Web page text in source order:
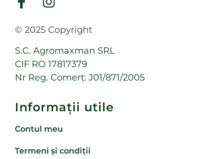
© 2025 Copyright
S.C. Agromaxman SRL
CIF RO 17817379
Nr Reg. Comerț: J01/871/2005
Informații utile
Contul meu
Termeni și condiții